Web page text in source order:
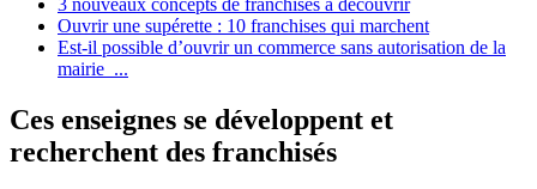
3 nouveaux concepts de franchises à découvrir
Ouvrir une supérette : 10 franchises qui marchent
Est-il possible d’ouvrir un commerce sans autorisation de la
mairie ...
Ces enseignes se développent et
recherchent des franchisés